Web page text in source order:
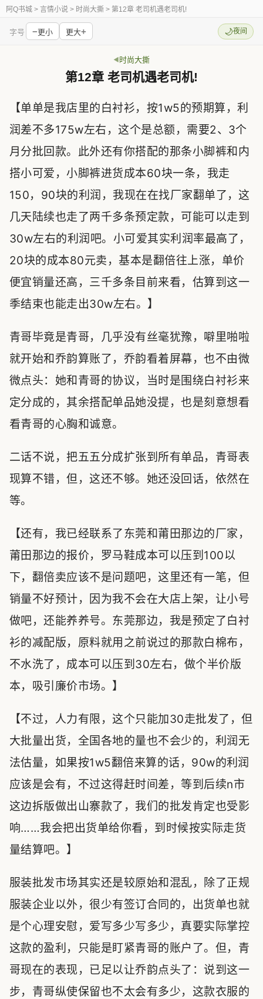
阿Q书城 > 言情小说 > 时尚大撕 > 第12章 老司机遇老司机!
字号 −更小 更大+ 🌙夜间
时尚大撕
第12章 老司机遇老司机!
【单单是我店里的白衬衫，按1w5的预期算，利
润差不多175w左右，这个是总额，需要2、3个
月分批回款。此外还有你搭配的那条小脚裤和内
搭小可爱，小脚裤进货成本60块一条，我走
150，90块的利润，我现在在找厂家翻单了，这
几天陆续也走了两千多条预定款，可能可以走到
30w左右的利润吧。小可爱其实利润率最高了，
20块的成本80元卖，基本是翻倍往上涨，单价
便宜销量还高，三千多条目前来看，估算到这一
季结束也能走出30w左右。】
青哥毕竟是青哥，几乎没有丝毫犹豫，噼里啪啦
就开始和乔韵算账了，乔韵看着屏幕，也不由微
微点头：她和青哥的协议，当时是围绕白衬衫来
定分成的，其余搭配单品她没提，也是刻意想看
看青哥的心胸和诚意。
二话不说，把五五分成扩张到所有单品，青哥表
现算不错，但，这还不够。她还没回话，依然在
等。
【还有，我已经联系了东莞和莆田那边的厂家，
莆田那边的报价，罗马鞋成本可以压到100以
下，翻倍卖应该不是问题吧，这里还有一笔，但
销量不好预计，因为我不会在大店上架，让小号
做吧，还能养养号。东莞那边，我是预定了白衬
衫的减配版，原料就用之前说过的那款白棉布，
不水洗了，成本可以压到30左右，做个半价版
本，吸引廉价市场。】
【不过，人力有限，这个只能加30走批发了，但
大批量出货，全国各地的量也不会少的，利润无
法估量，如果按1w5翻倍来算的话，90w的利润
应该是会有，不过这得赶时间差，等到后续n市
这边拆版做出山寨款了，我们的批发肯定也受影
响……我会把出货单给你看，到时候按实际走货
量结算吧。】
服装批发市场其实还是较原始和混乱，除了正规
服装企业以外，很少有签订合同的，出货单也就
是个心理安慰，爱写多少写多少，真要实际掌控
这款的盈利，只能是盯紧青哥的账户了。但，青
哥现在的表现，已足以让乔韵点头了：说到这一
步，青哥纵使保留也不太会有多少，这款衣服的